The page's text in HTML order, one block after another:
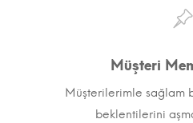
Müşteri
Müşterilerimle sağlam
beklentilerini